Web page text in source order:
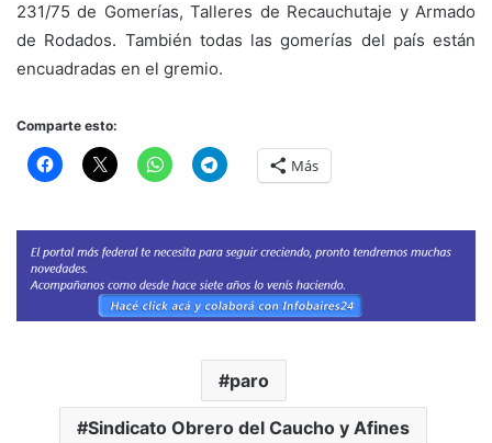
231/75 de Gomerías, Talleres de Recauchutaje y Armado
de Rodados. También todas las gomerías del país están
encuadradas en el gremio.
Comparte esto:
Más
paro
Sindicato Obrero del Caucho y Afines